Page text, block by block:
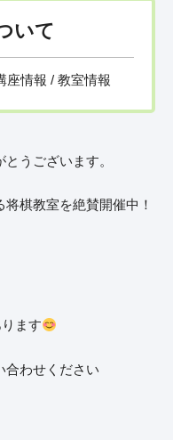
いて
座情報 / 教室情報
うございます。
棋教室を絶賛開催中！
ます
合わせください